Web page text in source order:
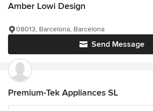
Amber Lowi Design
Send Message
08013, Barcelona, Barcelona
Premium-Tek Appliances SL